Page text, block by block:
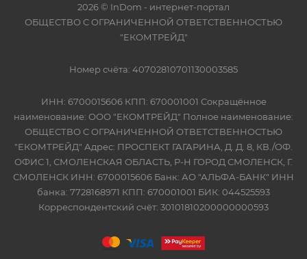
2026 © InDom - интернет-портал
ОБЩЕСТВО С ОГРАНИЧЕННОЙ ОТВЕТСТВЕННОСТЬЮ
"ЕКОМТРЕЙД"
Номер счёта: 40702810701130003585
ИНН: 6700015606 КПП: 670001001 Сокращённое
наименование: ООО "ЕКОМТРЕЙД" Полное наименование:
ОБЩЕСТВО С ОГРАНИЧЕННОЙ ОТВЕТСТВЕННОСТЬЮ
"ЕКОМТРЕЙД" Адрес: ПРОСПЕКТ ГАГАРИНА, Д. Д. 8, КВ./ОФ.
ОФИС 1, СМОЛЕНСКАЯ ОБЛАСТЬ, Р-Н ГОРОД СМОЛЕНСК, Г.
СМОЛЕНСК ИНН: 6700015606 Банк: АО "АЛЬФА-БАНК" ИНН
банка: 7728168971 КПП: 670001001 БИК: 044525593
Корреспондентский счёт: 30101810200000000593